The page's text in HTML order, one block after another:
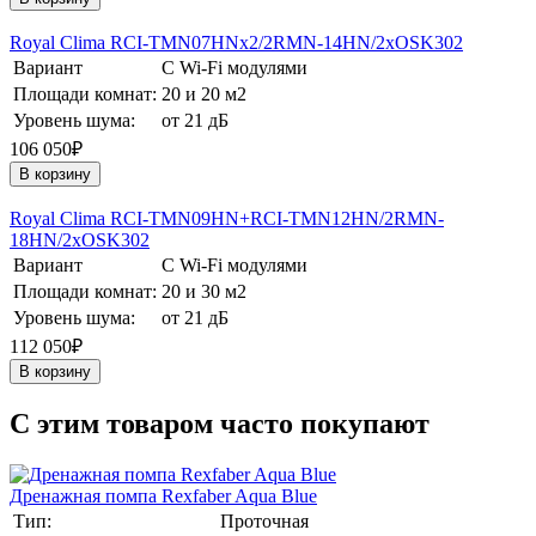
Royal Clima RCI-TMN07HNх2/2RMN-14HN/2хOSK302
Вариант
С Wi-Fi модулями
Площади комнат: 20 и 20 м2
Уровень шума:
от 21 дБ
106 050₽
В корзину
Royal Clima RCI-TMN09HN+RCI-TMN12HN/2RMN-
18HN/2хOSK302
Вариант
С Wi-Fi модулями
Площади комнат: 20 и 30 м2
Уровень шума:
от 21 дБ
112 050₽
В корзину
C этим товаром часто покупают
Дренажная помпа Rexfaber Aqua Blue
Тип:
Проточная